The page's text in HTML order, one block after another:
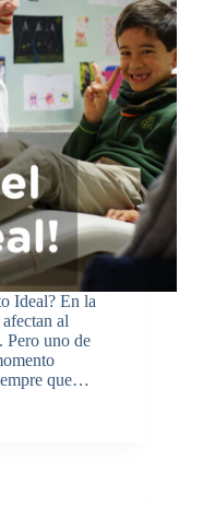
Ideal? En la
al
Pero uno de
que…